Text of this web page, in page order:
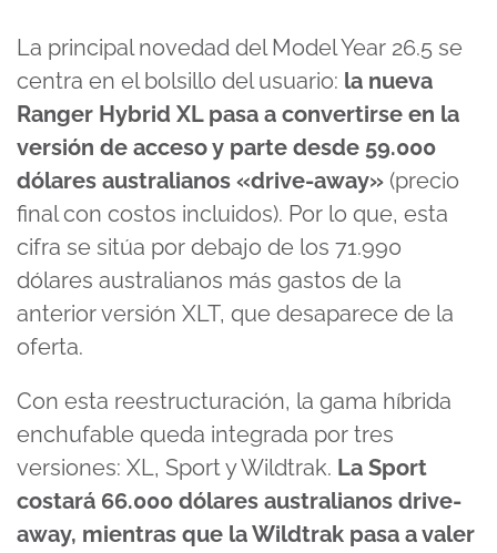
La principal novedad del Model Year 26.5 se
centra en el bolsillo del usuario: la nueva
Ranger Hybrid XL pasa a convertirse en la
versión de acceso y parte desde 59.000
dólares australianos «drive-away» (precio
final con costos incluidos). Por lo que, esta
cifra se sitúa por debajo de los 71.990
dólares australianos más gastos de la
anterior versión XLT, que desaparece de la
oferta.
Con esta reestructuración, la gama híbrida
enchufable queda integrada por tres
versiones: XL, Sport y Wildtrak. La Sport
costará 66.000 dólares australianos drive-
away, mientras que la Wildtrak pasa a valer